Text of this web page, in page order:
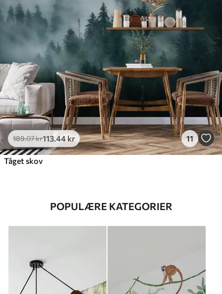
189.07kr113 .44 kr 11
Tåget skov
POPULÆRE KATEGORIER